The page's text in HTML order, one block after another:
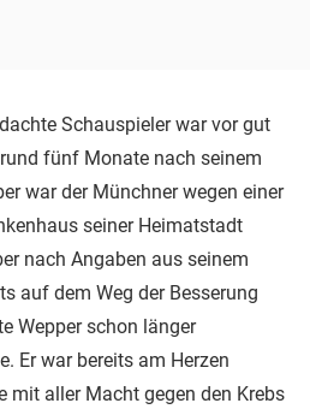
Schauspieler war vor gut
fünf Monate nach seinem
war der Münchner wegen einer
seiner Heimatstadt
nach Angaben aus seinem
auf dem Weg der Besserung
Wepper schon länger
Er war bereits am Herzen
mit aller Macht gegen den Krebs